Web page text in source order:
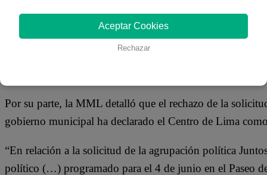
“En una elección nacional, las autoridades deben
Por su parte, la MML detalló que el rechazo de la
gobierno municipal ha declarado el Centro de Lima
“En relación a la solicitud de la agrupación política
político (…) programado para el 4 de junio en el Paseo
Aceptar Cookies
Rechazar